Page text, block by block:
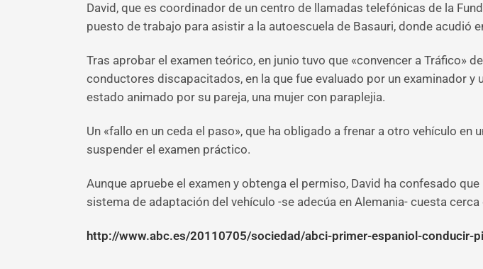
David, que es coordinador de un centro de llamadas telefónicas de la
puesto de trabajo para asistir a la autoescuela de Basauri, donde acudió
Tras aprobar el examen teórico, en junio tuvo que «convencer a Tráfico»
conductores discapacitados, en la que fue evaluado por un examinador
estado animado por su pareja, una mujer con paraplejia.
Un «fallo en un ceda el paso», que ha obligado a frenar a otro vehículo
suspender el examen práctico.
Aunque apruebe el examen y obtenga el permiso, David ha confesado
sistema de adaptación del vehículo -se adecúa en Alemania- cuesta
http://www.abc.es/20110705/sociedad/abci-primer-espaniol-conducir-